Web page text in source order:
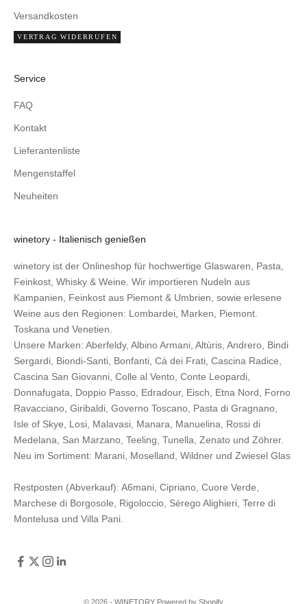
Versandkosten
VERTRAG WIDERRUFEN
Service
FAQ
Kontakt
Lieferantenliste
Mengenstaffel
Neuheiten
winetory - Italienisch genießen
winetory ist der Onlineshop für hochwertige Glaswaren, Pasta,
Feinkost, Whisky & Weine. Wir importieren Nudeln aus
Kampanien, Feinkost aus Piemont & Umbrien, sowie erlesene
Weine aus den Regionen: Lombardei, Marken, Piemont.
Toskana und Venetien.
Unsere Marken: Aberfeldy, Albino Armani Altùris Andrero Bindi
Sergardi Biondi-Santi Bonfanti Cà dei Frati Cascina Radice
Cascina San Giovanni Colle al Vento Conte Leopardi
Donnafugata
Doppio Passo Edradour, Eisch Etna Nord
Forno
Ravacciano Giribaldi Governo Toscano Pasta di Gragnano
Isle of Skye
Losi Malavasi Manara Manuelina
Rossi di
Medelana
San Marzano Teeling Tunella Zenato und Zöhrer.
Neu im Sortiment: Marani, Moselland Wildner und Zwiesel Glas
Restposten (Abverkauf): A6mani Cipriano Cuore Verde
Marchese di Borgosole
Rigoloccio Sèrego Alighieri Terre di
Montelusa und Villa Pani
© 2026 - WINETORY Powered by Shopify